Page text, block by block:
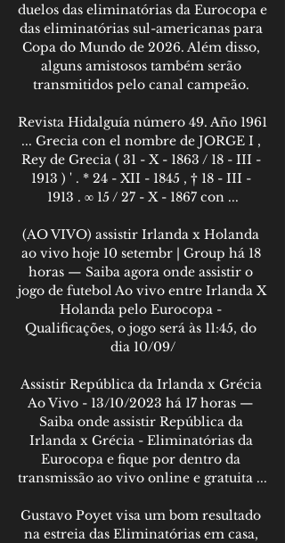
duelos das eliminatórias da Eurocopa e
das eliminatórias sul-americanas para
Copa do Mundo de 2026. Além disso,
alguns amistosos também serão
transmitidos pelo canal campeão.
Revista Hidalguía número 49. Año 1961
... Grecia con el nombre de JORGE I ,
Rey de Grecia ( 31 - X - 1863 / 18 - III -
1913 ) ' . * 24 - XII - 1845 , † 18 - III -
1913 . ∞ 15 / 27 - X - 1867 con ...
(AO VIVO) assistir Irlanda x Holanda
ao vivo hoje 10 setembr | Group há 18
horas — Saiba agora onde assistir o
jogo de futebol Ao vivo entre Irlanda X
Holanda pelo Eurocopa -
Qualificações, o jogo será às 11:45, do
dia 10/09/
Assistir República da Irlanda x Grécia
Ao Vivo - 13/10/2023 há 17 horas —
Saiba onde assistir República da
Irlanda x Grécia - Eliminatórias da
Eurocopa e fique por dentro da
transmissão ao vivo online e gratuita ...
Gustavo Poyet visa um bom resultado
na estreia das Eliminatórias em casa,